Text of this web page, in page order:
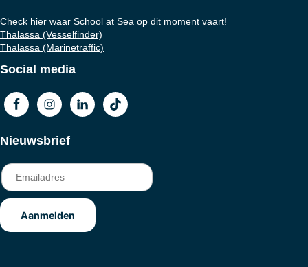
Check hier waar School at Sea op dit moment vaart!
Thalassa (Vesselfinder)
Thalassa (Marinetraffic)
Social media
Nieuwsbrief